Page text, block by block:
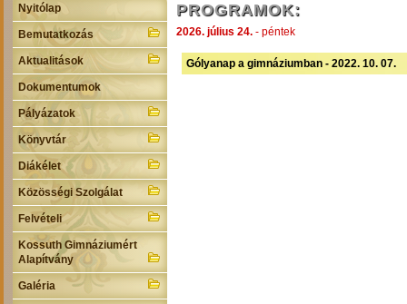
Nyitólap
Bemutatkozás
Aktualitások
Dokumentumok
Pályázatok
Könyvtár
Diákélet
Közösségi Szolgálat
Felvételi
Kossuth Gimnáziumért
Alapítvány
Galéria
PROGRAMOK:
2026. július 24. - péntek
Gólyanap a gimnáziumban - 2022. 10. 07.